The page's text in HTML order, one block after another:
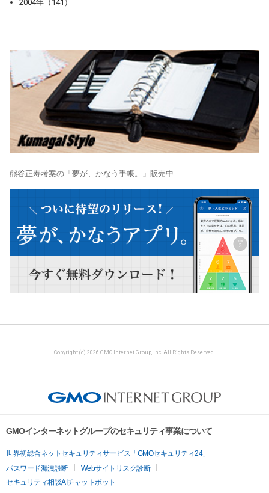
2004年（141）
熊谷正寿考案の「夢が、かなう手帳。」販売中
Copyright (c) 2026 GMO Internet Group, Inc. All Rights Reserved.
GMOインターネットグループのセキュリティ事業について
世界初総合ネットセキュリティサービス「GMOセキュリティ24」
パスワード漏洩診断
Webサイトリスク診断
セキュリティ相談AIチャットボット